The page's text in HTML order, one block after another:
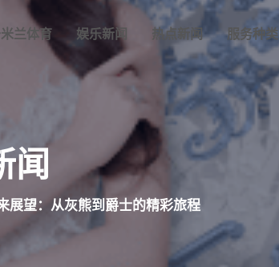
兰体育 娱乐新闻 热点新闻 服务种类
闻
展望：从灰熊到爵士的精彩旅程